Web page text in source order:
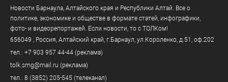
Новости Барнаула, Алтайского края и Республики Алтай. Все о
политике, экономике и обществе в формате статей, инфографики,
фото- и видеорепортажей. Если новости, то с ТОЛКом!
656049 , Россия, Алтайский край, г.Барнаул, ул.Короленко, д.51, оф.202
тел.: +7 903 957 44-44 (реклама)
tolk.smg@mail.ru (реклама)
тел.: 8 (3852) 205-545 (телеканал)